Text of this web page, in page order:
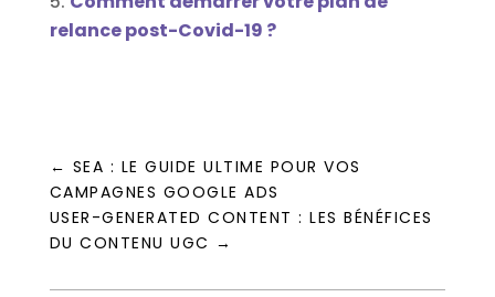
relance post-Covid-19 ?
← SEA : LE GUIDE ULTIME POUR VOS
CAMPAGNES GOOGLE ADS
USER-GENERATED CONTENT : LES BÉNÉFICES
DU CONTENU UGC →